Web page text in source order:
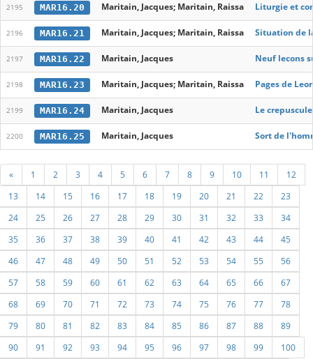
2195 MAR16.20 Maritain, Jacques; Maritain, Raissa Liturgie et
2196 MAR16.21 Maritain, Jacques; Maritain, Raissa Situation de
2197 MAR16.22 Maritain, Jacques Neuf lecons
2198 MAR16.23 Maritain, Jacques; Maritain, Raissa Pages de
2199 MAR16.24 Maritain, Jacques Le
2200 MAR16.25 Maritain, Jacques Sort de
« 1 2 3 4 5 6 7 8 9 10 11
12
13
14 15 16 17 18 19 20 21 22
23
24
25 26 27 28 29 30 31 32 33
34
35
36 37 38 39 40 41 42 43 44
45
46
47 48 49 50 51 52 53 54 55
56
57
58 59 60 61 62 63 64 65 66
67
68
69 70 71 72 73 74 75 76 77
78
79
80 81 82 83 84 85 86 87 88
89
90
91 92 93 94 95 96 97 98 99
100